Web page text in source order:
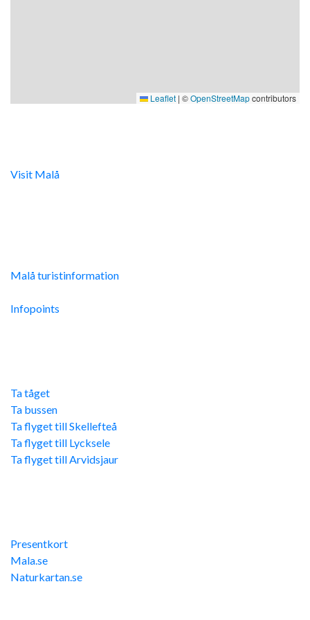
Leaflet | ©OpenStreetMapcontributors
Visit Malå
Malå turistinformation
Infopoints
Ta tåget
Ta bussen
Ta flyget till Skellefteå
Ta flyget till Lycksele
Ta flyget till Arvidsjaur
Presentkort
Mala.se
Naturkartan.se